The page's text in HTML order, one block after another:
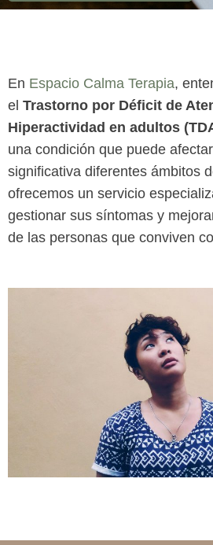
En Espacio Calma Terapia,
el Trastorno por Déficit de
Hiperactividad en adultos
una condición que puede
significativa diferentes ámbitos
ofrecemos un servicio
gestionar sus síntomas y
de las personas que conviven